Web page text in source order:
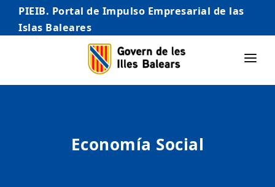
PIEIB. Portal de Impulso Empresarial de las
Islas Baleares
INICIO
AUTÓNOMO/AUTÓNOMA
Economía Social